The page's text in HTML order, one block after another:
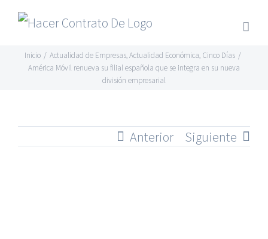
Skip
content
Inicio / Actualidad de Empresas,Actualidad Económica, Cinco Días /
América Móvil renueva su filial española que se integra en su nueva
división empresarial
Anterior Siguiente